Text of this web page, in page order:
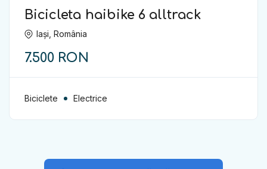
Bicicleta haibike 6 alltrack
Iași, România
7.500 RON
Biciclete Electrice